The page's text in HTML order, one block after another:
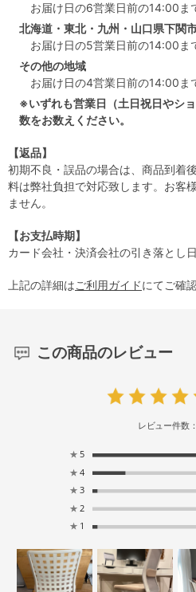
お届け日の6営業日前の14:00ま
北海道・東北・九州・山口県下関
お届け日の5営業日前の14:00ま
その他の地域
お届け日の4営業日前の14:00ま
※いずれも営業日（土日祝日やシ
数をお数えください。
【返品】
初期不良・誤品の場合は、商品到着
料は弊社負担で対応致します。お客
ません。
【お支払時期】
カード会社・決済会社の引き落とし
上記の詳細はご利用ガイドにてご確
この商品のレビュー
レビュー件数
★ 5
★ 4
★ 3
★ 2
★ 1